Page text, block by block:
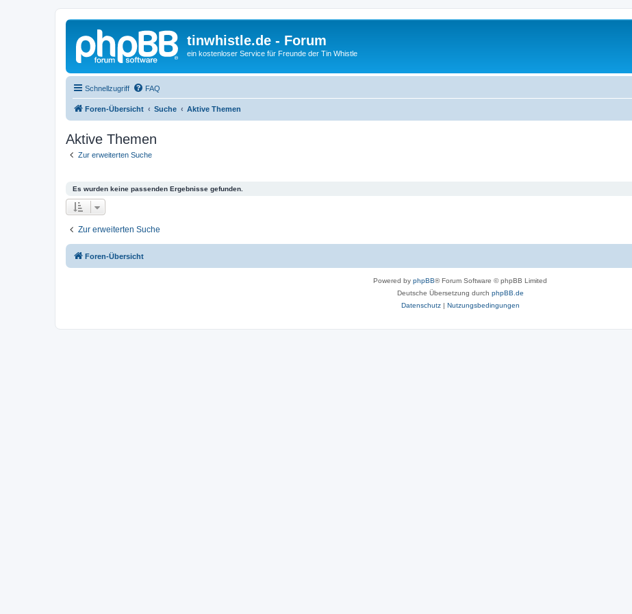
tinwhistle.de - Forum
ein kostenloser Service für Freunde der Tin Whistle
Schnellzugriff FAQ
Foren-Übersicht Suche Aktive Themen
Aktive Themen
Zur erweiterten Suche
Es wurden keine passenden Ergebnisse gefunden.
Zur erweiterten Suche
Foren-Übersicht
Powered by phpBB® Forum Software © phpBB Limited
Deutsche Übersetzung durch phpBB.de
Datenschutz| Nutzungsbedingungen